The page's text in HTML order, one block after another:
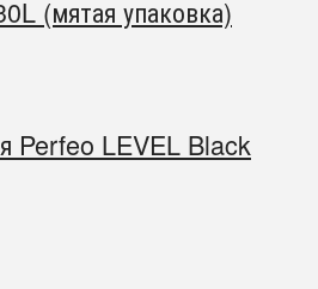
(мятая упаковка)
Perfeo LEVEL Black